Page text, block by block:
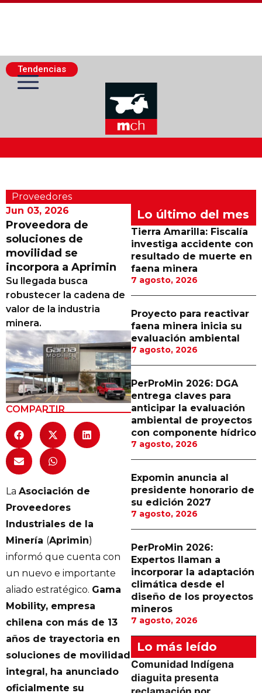
Tendencias
Actualidad Minera
Minería Superficie
Minerí­a Subterránea
Proveedores
Canal Digital
Columnas de Opinión
Designaciones
Calendario de Eventos
Revistas Digital
Siguenos
Proveedores
Jun 03, 2026
Proveedora de
soluciones de
movilidad se
incorpora a Aprimin
Su llegada busca
robustecer la cadena de
valor de la industria
minera.
COMPARTIR
La Asociación de
Proveedores
Industriales de la
Minería (Aprimin)
informó que cuenta con
un nuevo e importante
aliado estratégico. Gama
Mobility, empresa
chilena con más de 13
años de trayectoria en
soluciones de movilidad
integral, ha anunciado
oficialmente su
Lo último del mes
Tierra Amarilla: Fiscalía
investiga accidente con
resultado de muerte en
faena minera
7 agosto, 2026
Proyecto para reactivar
faena minera inicia su
evaluación ambiental
7 agosto, 2026
PerProMin 2026: DGA
entrega claves para
anticipar la evaluación
ambiental de proyectos
con componente hídrico
7 agosto, 2026
Expomin anuncia al
presidente honorario de
su edición 2027
7 agosto, 2026
PerProMin 2026:
Expertos llaman a
incorporar la adaptación
climática desde el
diseño de los proyectos
mineros
7 agosto, 2026
Lo más leído
Comunidad Indígena
diaguita presenta